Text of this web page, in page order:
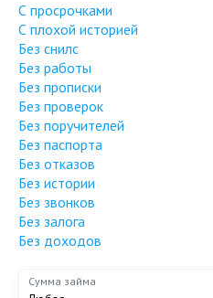
С просрочками
С плохой историей
Без снилс
Без работы
Без прописки
Без проверок
Без поручителей
Без паспорта
Без отказов
Без истории
Без звонков
Без залога
Без доходов
Сумма займа